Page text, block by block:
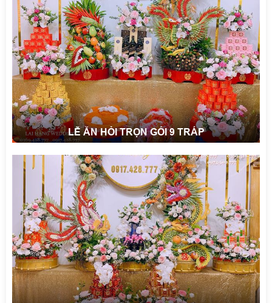
LỄ ĂN HỎI TRỌN GÓI 9 TRÁP